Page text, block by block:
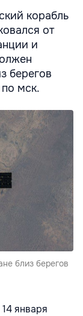
корабль
от
и
берегов
мск.
близ берегов
января